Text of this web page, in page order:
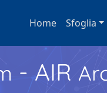
Home Sfoglia
- AIR